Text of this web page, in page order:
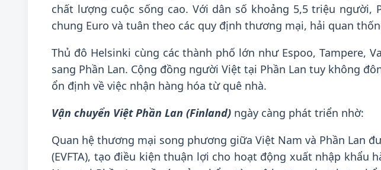
chất lượng cuộc sống cao. Với dân số khoảng 5,5 triệu người,
chung Euro và tuân theo các quy định thương mại, hải quan
Thủ đô Helsinki cùng các thành phố lớn như Espoo, Tampere,
sang Phần Lan. Cộng đồng người Việt tại Phần Lan tuy không
ổn định về việc nhận hàng hóa từ quê nhà.
Vận chuyển Việt Phần Lan (Finland) ngày càng phát triển nhờ:
Quan hệ thương mại song phương giữa Việt Nam và Phần Lan
(EVFTA), tạo điều kiện thuận lợi cho hoạt động xuất nhập khẩu